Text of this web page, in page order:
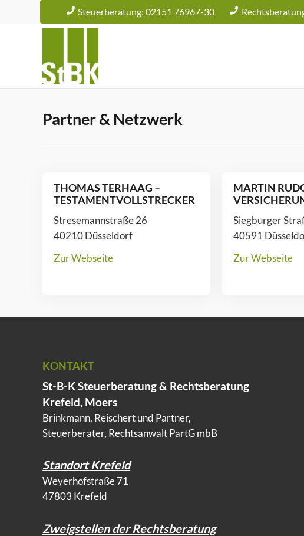
Steuerberatung: 02151 76967-30
Partner & Netzwerk
THOMAS TERHAAG –
TESTAMENTVOLLSTRECKER
Stresemannstraße 26
40210 Düsseldorf
Zur Webseite
MARTIN
Siegburger
40591
Zur Webseite
KONTAKT
St-B-K Steuerberatung & Rechtsberatung
Krefeld, Moers
Brinkmann, Reischert und Partner,
Steuerberater, Rechtsanwalt PartG mbB
Standort Krefeld
Weyerhofstraße 71
47803 Krefeld
Zweigstellen der Rechtsberatung